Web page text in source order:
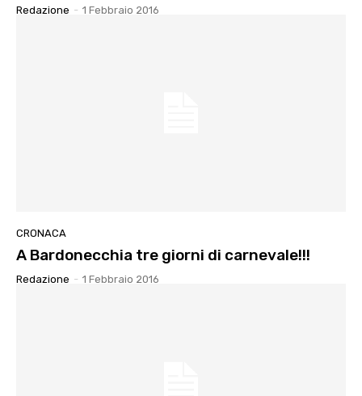
Redazione - 1 Febbraio 2016
CRONACA
A Bardonecchia tre giorni di carnevale!!!
Redazione - 1 Febbraio 2016